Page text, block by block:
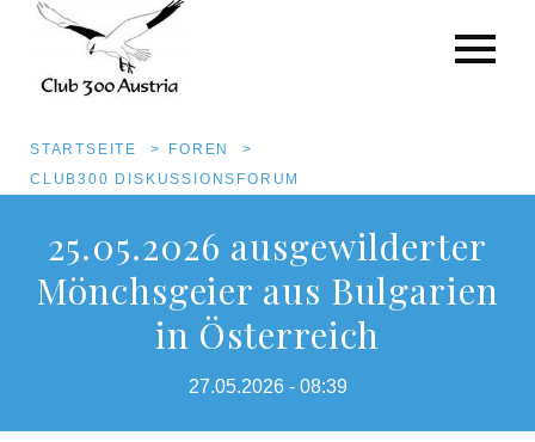
Direkt
zum
Inhalt
Pfadnavigation
STARTSEITE
FOREN
CLUB300 DISKUSSIONSFORUM
25.05.2026 ausgewilderter
Mönchsgeier aus Bulgarien
in Österreich
27.05.2026 - 08:39